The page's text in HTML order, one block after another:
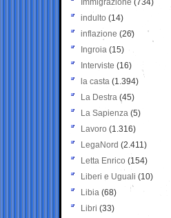
Immigrazione (734)
indulto (14)
inflazione (26)
Ingroia (15)
Interviste (16)
la casta (1.394)
La Destra (45)
La Sapienza (5)
Lavoro (1.316)
LegaNord (2.411)
Letta Enrico (154)
Liberi e Uguali (10)
Libia (68)
Libri (33)